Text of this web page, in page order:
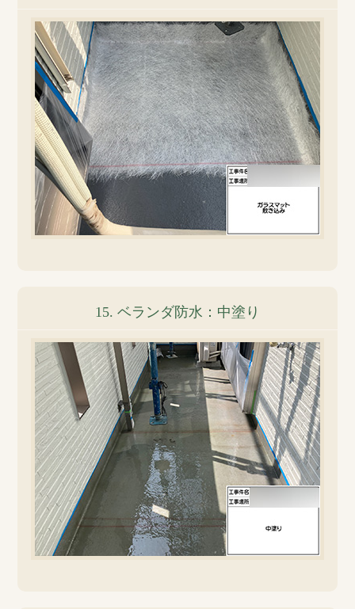
15. ベランダ防水：中塗り